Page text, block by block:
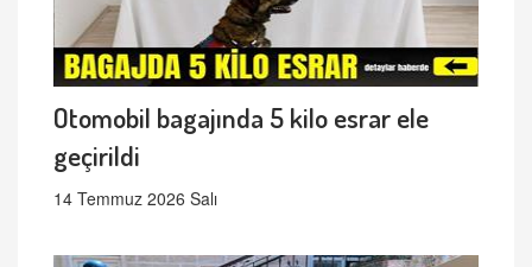
Otomobil bagajında 5 kilo esrar ele
geçirildi
14 Temmuz 2026 Salı